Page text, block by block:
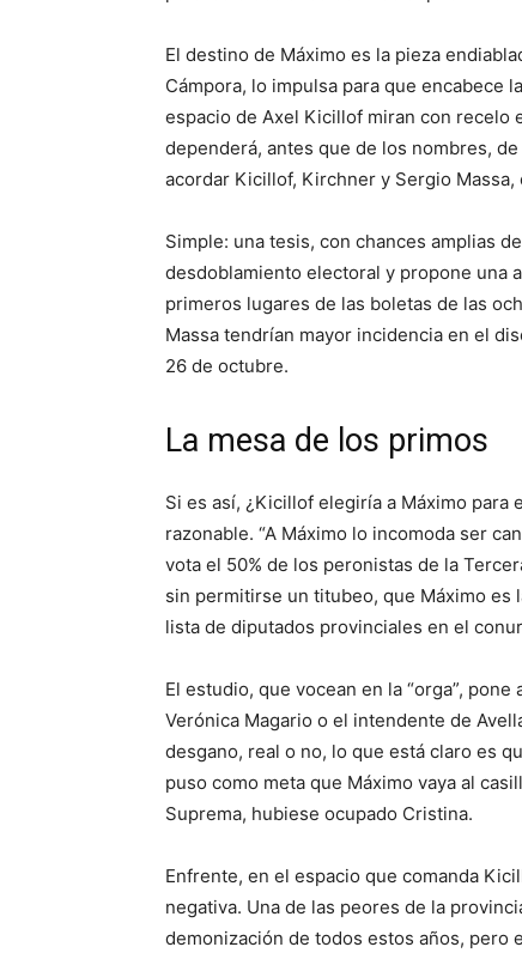
El destino de Máximo es la pieza
Cámpora, lo impulsa para que encabece
espacio de Axel Kicillof miran con recelo
dependerá, antes que de los nombres,
acordar Kicillof, Kirchner y Sergio Massa,
Simple: una tesis, con chances amplias
desdoblamiento electoral y propone una
primeros lugares de las boletas de las
Massa tendrían mayor incidencia en el
26 de octubre.
La mesa de los primos
Si es así, ¿Kicillof elegiría a Máximo para
razonable. “A Máximo lo incomoda ser
vota el 50% de los peronistas de la
sin permitirse un titubeo, que Máximo es
lista de diputados provinciales en el
El estudio, que vocean en la “orga”,
Verónica Magario o el intendente de
desgano, real o no, lo que está claro es
puso como meta que Máximo vaya al
Suprema, hubiese ocupado Cristina.
Enfrente, en el espacio que comanda
negativa. Una de las peores de la
demonización de todos estos años, pero